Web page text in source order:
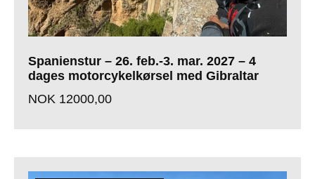
Spanienstur – 26. feb.-3. mar. 2027 – 4
dages motorcykelkørsel med Gibraltar
NOK 12000,00